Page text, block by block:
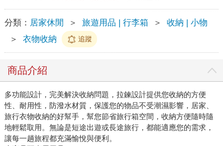
分類： 居家休閒 ＞ 旅遊用品 | 行李箱 ＞
收納 | 小物
＞
衣物收納 追蹤
商品介紹
多功能設計，完美解決收納問題，拉鍊設計提供您收納的方便
性、耐用性，防潑水材質，保護您的物品不受潮濕影響，居家、
旅行衣物收納的好幫手，幫您節省旅行箱空間，收納方便隨時隨
地輕鬆取用。無論是短途出遊或長途旅行，都能適應您的需求，
讓每一趟旅程都充滿愉悅與便利。